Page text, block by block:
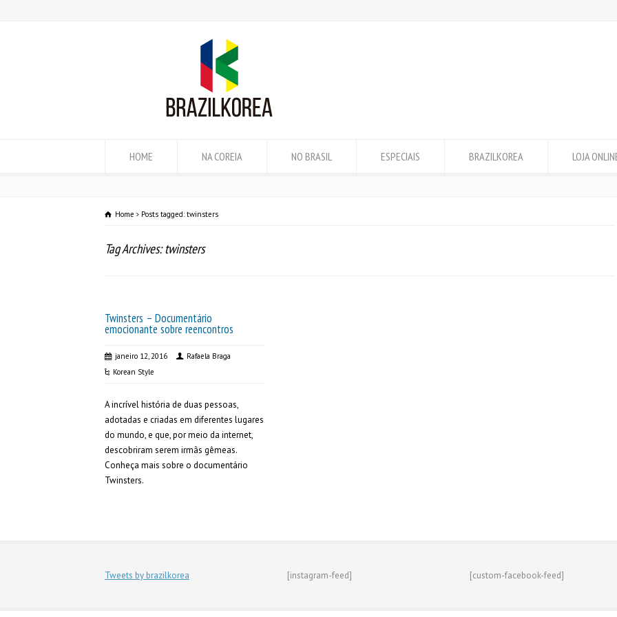
HOME NA COREIA NO BRASIL ESPECIAIS BRAZILKOREA LOJA
Home Posts tagged: twinsters
Tag Archives: twinsters
Twinsters – Documentário
emocionante sobre reencontros
janeiro 12, 2016
Rafaela Braga
Korean Style
A incrível história de duas pessoas,
adotadas e criadas em diferentes lugares
do mundo, e que, por meio da internet,
descobriram serem irmãs gêmeas.
Conheça mais sobre o documentário
Twinsters.
Tweets by brazilkorea [instagram-feed] [custom-facebook-feed]